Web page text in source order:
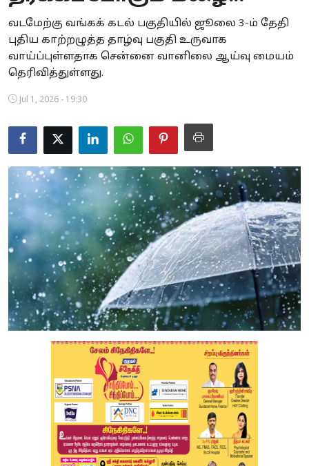
Business
Crime
Tamilnadu
World
Astrology
Spirituality
Weather
Politics
வடமேற்கு வங்கக் கடல் பகுதியில் ஜூலை 3-ம் தேதி
புதிய காற்றழுத்த தாழ்வு பகுதி உருவாக
வாய்ப்புள்ளதாக சென்னை வானிலை ஆய்வு மையம்
தெரிவித்துள்ளது.
Jul 1, 2026 - 19:30